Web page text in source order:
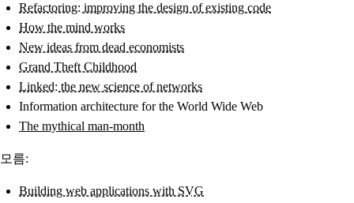
Refactoring: improving the design of existing code
How the mind works
New ideas from dead economists
Grand Theft Childhood
Linked: the new science of networks
Information architecture for the World Wide Web
The mythical man-month
모름:
Building web applications with SVG